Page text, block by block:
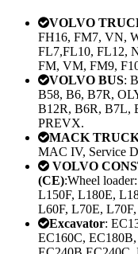
VOLVO
FH16, FM7, VN,
FL7,FL10, FL12,
FM, VM, FM9,
VOLVO BUS:
B58, B6, B7R,
B12R, B6R, B7L,
PREVX.
MACK
MAC IV, Service
VOLVO
(CE):Wheel
L150F, L180E,
L60F, L70E,
Excavator:
EC160C,